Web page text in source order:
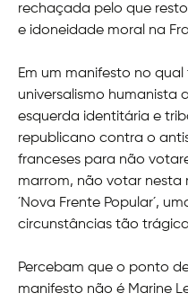
rechaçada pelo que
e idoneidade moral na
Em um manifesto no
universalismo humanista
esquerda identitária e
republicano contra o
franceses para não
marrom, não votar nesta
´Nova Frente Popular´,
circunstâncias tão
Percebam que o ponto
manifesto não é Marine